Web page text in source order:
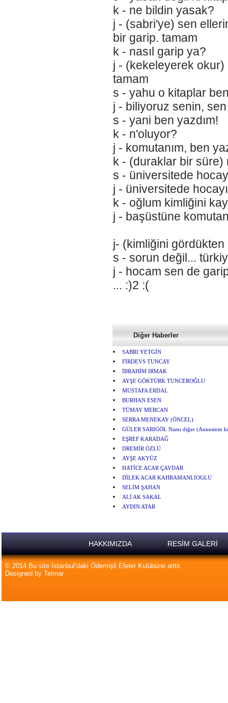
k - ne bildin yasak?
j - (sabri'ye) sen
bir garip. tamam
k - nasıl garip ya?
j - (kekeleyerek okur)
tamam
s - yahu o kitaplar
j - biliyoruz senin,
s - yani ben yazdım!
k - n'oluyor?
j - komutanım, ben
k - (duraklar bir süre)
s - üniversitede
j - üniversitede
k - oğlum kimliğini
j - başüstüne
j- (kimliğini
s - sorun değil...
j - hocam sen de
... :)2 :(
Diğer Haberler
SABRI YETGİN
FİRDEVS TUNCAY
İBRAHİM IRMAK
AYŞE GÖKTÜRK TUNCEROĞLU
MUSTAFA ERDAL
BURHAN ESEN
TÜMAY MERCAN
SERRA MENEKAY (ÖNCEL)
GÜLER SARIGÖL Namı diğer (Annesinin
EŞREF KARADAĞ
DREMİR ÖZLÜ
AYŞE AKYÜZ
HATİCE ACAR ÇAVDAR
DİLEK ACAR KAHRAMANLIOGLU
SELİM ŞAHAN
ALİ AK SAKAL
AYDIN ATAR
ANA SAYFA HAKKIMIZDA RESİM GALERİ
© 2014 Bu site İstanbul’daki Ödemişli Efeler Kulübüne aittir.
Designed by Telmar